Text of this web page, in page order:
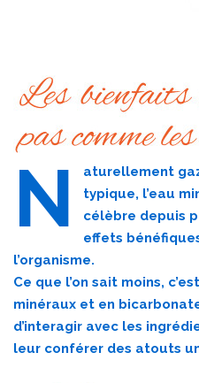
N
aturellement
typique, l’eau
célèbre depuis
effets
l’organisme.
Ce que l’on sait moins,
minéraux et en
d’interagir avec les
leur conférer des atouts